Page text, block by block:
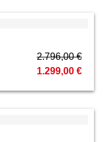
2.796,00 €
1.299,00 €